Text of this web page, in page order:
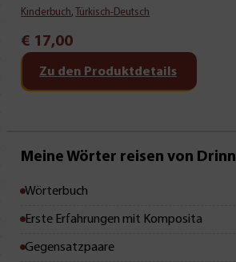
Kinderbuch, Türkisch-Deutsch
€ 17,00
Zu den Produktdetails
Mit Leseprobe!
Meine Wörter reisen von
Wörterbuch
Erste Erfahrungen mit Komposita
Gegensatzpaare